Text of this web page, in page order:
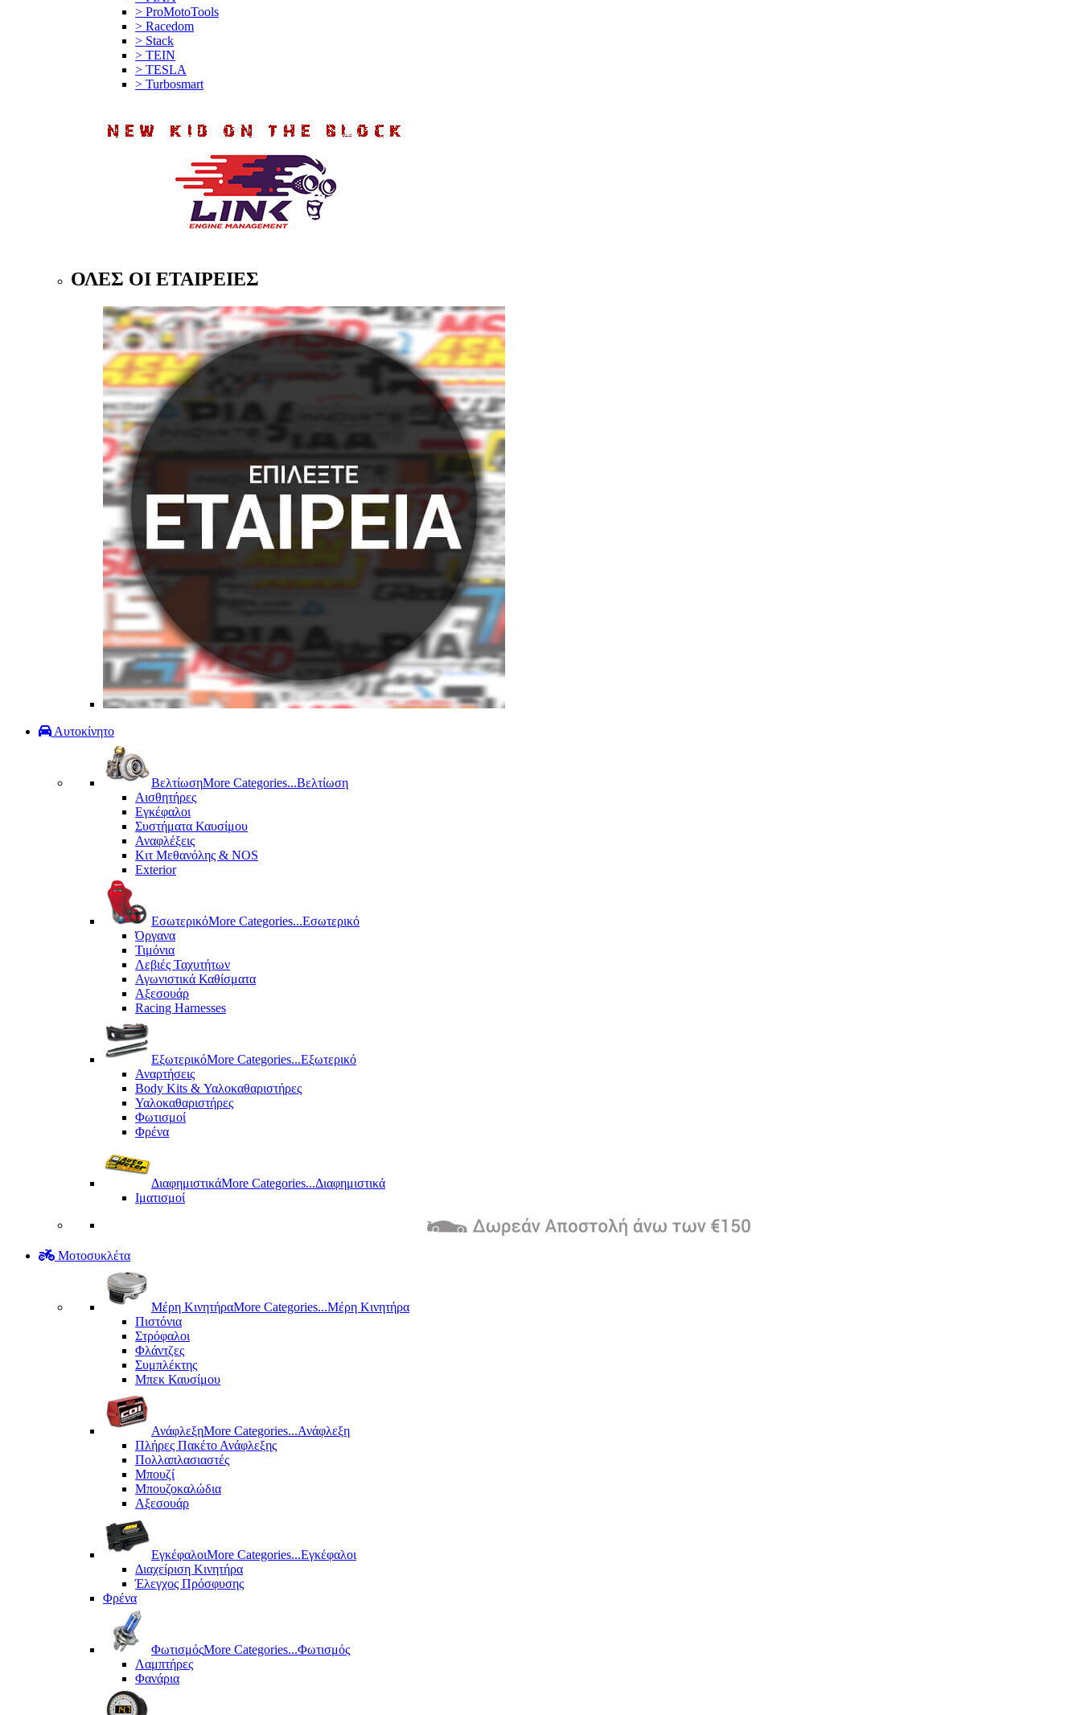
> ProMotoTools
> Racedom
> Stack
> TEIN
> TESLA
> Turbosmart
ΟΛΕΣ ΟΙ ΕΤΑΙΡΕΙΕΣ
Αυτοκίνητο
ΒελτίωσηMore Categories...Βελτίωση
Αισθητήρες
Εγκέφαλοι
Συστήματα Καυσίμου
Αναφλέξεις
Κιτ Μεθανόλης & ΝΟS
Exterior
ΕσωτερικόMore Categories...Εσωτερικό
Όργανα
Τιμόνια
Λεβιές Ταχυτήτων
Αγωνιστικά Καθίσματα
Αξεσουάρ
Racing Harnesses
ΕξωτερικόMore Categories...Εξωτερικό
Αναρτήσεις
Body Kits & Υαλοκαθαριστήρες
Υαλοκαθαριστήρες
Φωτισμοί
Φρένα
ΔιαφημιστικάMore Categories...Διαφημιστικά
Ιματισμοί
Μοτοσυκλέτα
Μέρη KινητήραMore Categories...Μέρη Kινητήρα
Πιστόνια
Στρόφαλοι
Φλάντζες
Συμπλέκτης
Μπεκ Καυσίμου
ΑνάφλεξηMore Categories...Ανάφλεξη
Πλήρες Πακέτο Ανάφλεξης
Πολλαπλασιαστές
Μπουζί
Μπουζοκαλώδια
Αξεσουάρ
ΕγκέφαλοιMore Categories...Εγκέφαλοι
Διαχείριση Κινητήρα
Έλεγχος Πρόσφυσης
Φρένα
ΦωτισμόςMore Categories...Φωτισμός
Λαμπτήρες
Φανάρια